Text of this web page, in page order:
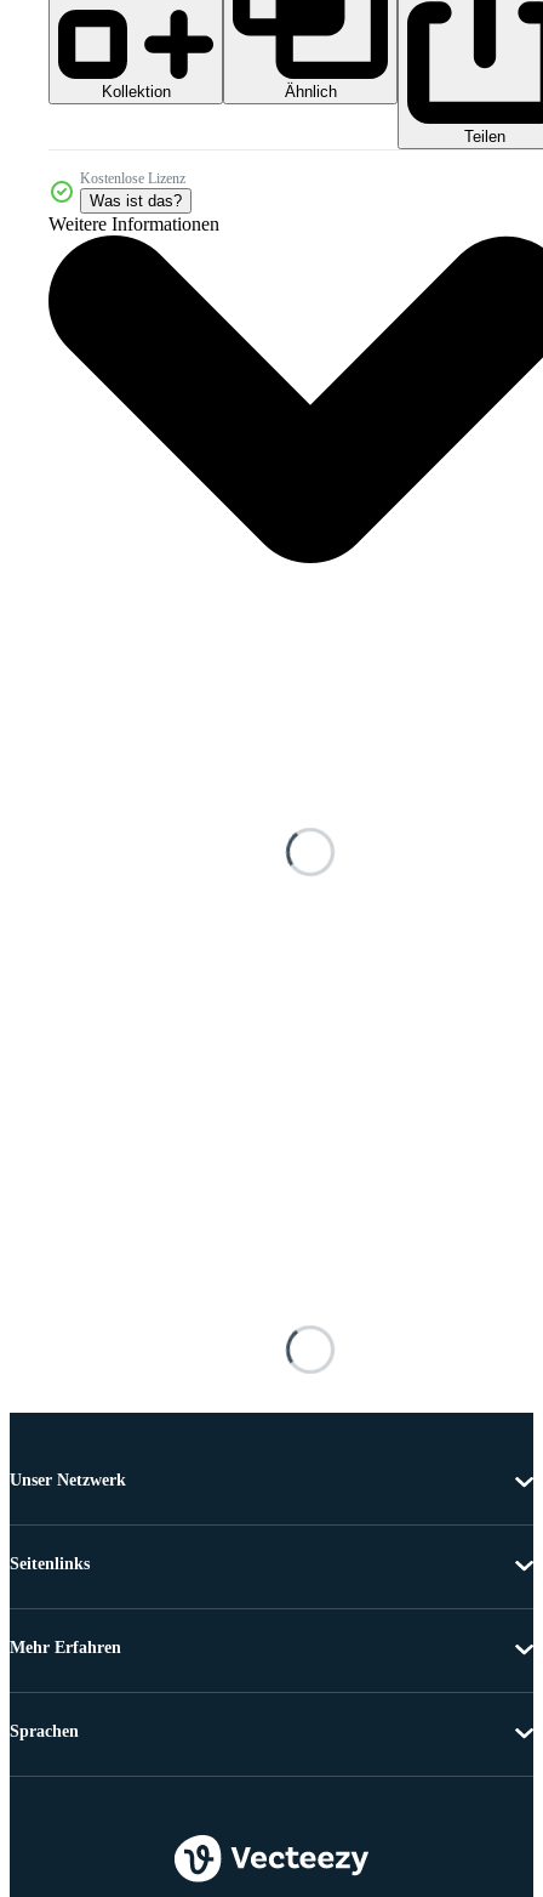
Kollektion Ähnlich
Teilen
Kostenlose Lizenz
Was ist das?
Weitere Informationen
Unser Netzwerk
Seitenlinks
Mehr Erfahren
Sprachen